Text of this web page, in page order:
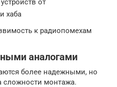
от
хаба
к радиопомехам
аналогами
более надежными, но
сложности монтажа.